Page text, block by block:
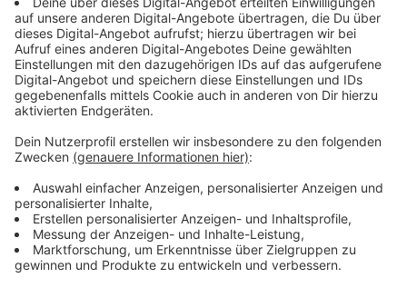
Anzeige
Wir benötigen Ihre
Zustimmung, um den YouTube
Video-Service zu laden!
Wir verwenden einen Service eines
Drittanbieters, um Videoinhalte
einzubetten. Dieser Service kann
Daten zu Ihren Aktivitäten